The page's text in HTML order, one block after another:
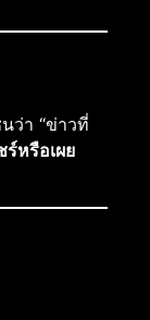
ว่า “ข่าวที่
ร์หรือเผย